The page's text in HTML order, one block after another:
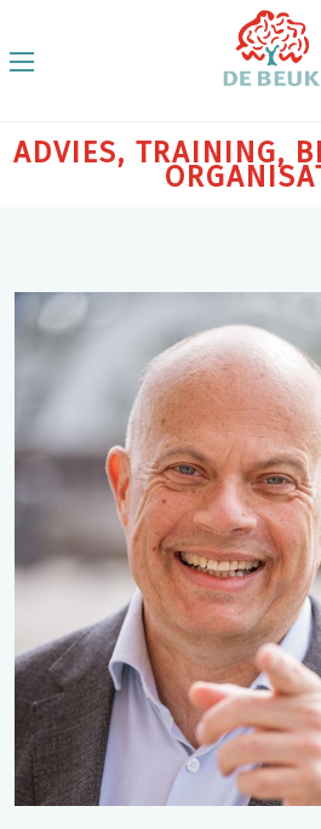
ADVIES, TRAINING,